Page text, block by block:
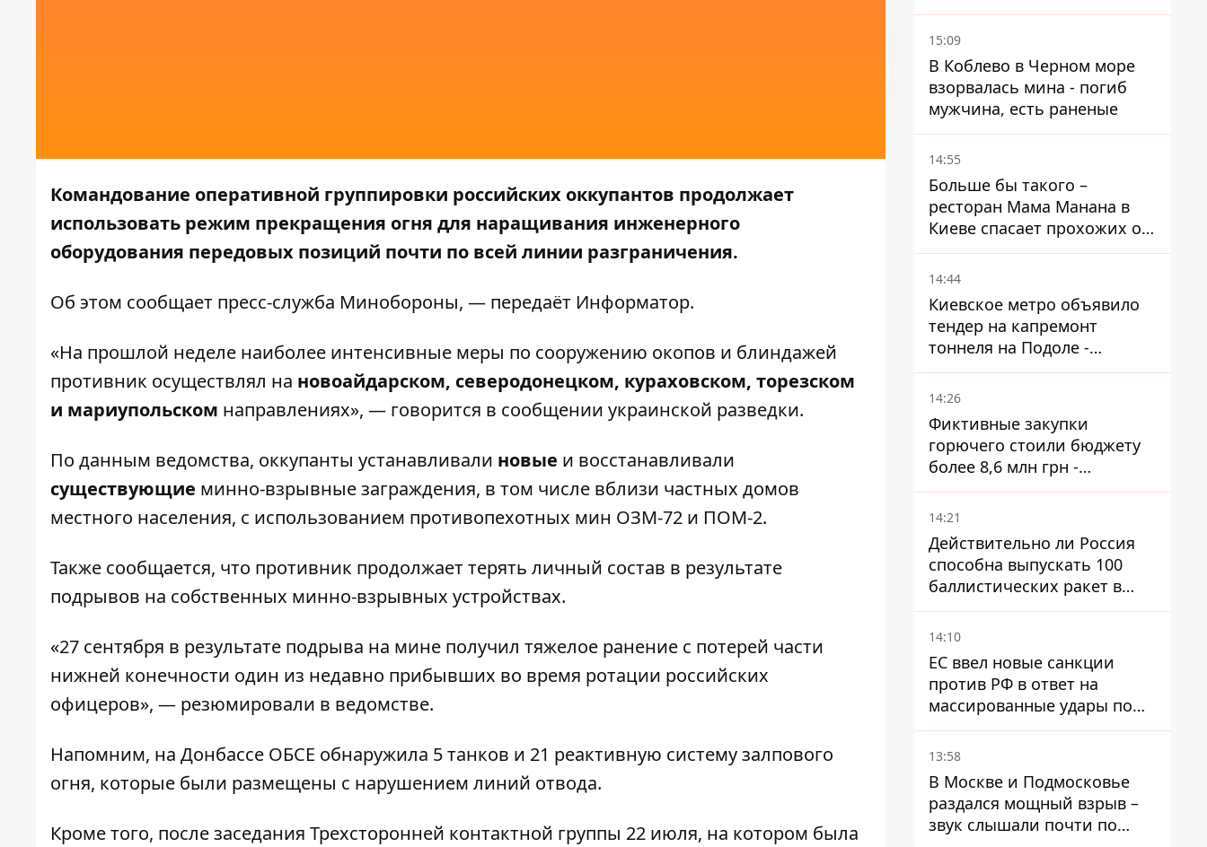
Командование оперативной группировки российских оккупантов продолжает
использовать режим прекращения огня для наращивания инженерного
оборудования передовых позиций почти по всей линии разграничения.
Об этом сообщает пресс-служба Минобороны, — передаёт Информатор.
«На прошлой неделе наиболее интенсивные меры по сооружению окопов и блиндажей
противник осуществлял на новоайдарском, северодонецком, кураховском, торезском
и мариупольском направлениях», — говорится в сообщении украинской разведки.
По данным ведомства, оккупанты устанавливали новые и восстанавливали
существующие минно-взрывные заграждения, в том числе вблизи частных домов
местного населения, с использованием противопехотных мин ОЗМ-72 и ПОМ-2.
Также сообщается, что противник продолжает терять личный состав в результате
подрывов на собственных минно-взрывных устройствах.
«27 сентября в результате подрыва на мине получил тяжелое ранение с потерей части
нижней конечности один из недавно прибывших во время ротации российских
офицеров», — резюмировали в ведомстве.
Напомним, на Донбассе ОБСЕ обнаружила 5 танков и 21 реактивную систему залпового
огня, которые были размещены с нарушением линий отвода.
Кроме того, после заседания Трехсторонней контактной группы 22 июля, на котором была
15:09
В Коблево в Черном море
взорвалась мина - погиб
мужчина, есть раненые
14:55
Больше бы такого –
ресторан Мама Манана в
Киеве спасает прохожих от
жары
14:44
Киевское метро объявило
тендер на капремонт
тоннеля на Подоле -
продлится почти два года
14:26
Фиктивные закупки
горючего стоили бюджету
более 8,6 млн грн -
предприятие возместило
убытки
14:21
Действительно ли Россия
способна выпускать 100
баллистических ракет в
месяц и что с этим делать
14:10
ЕС ввел новые санкции
против РФ в ответ на
массированные удары по
Украине - Каллас раскрыла
детали
13:58
В Москве и Подмосковье
раздался мощный взрыв –
звук слышали почти по